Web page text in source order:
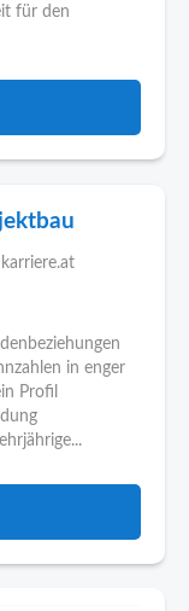
für den
karriere.at
in enger
Profil